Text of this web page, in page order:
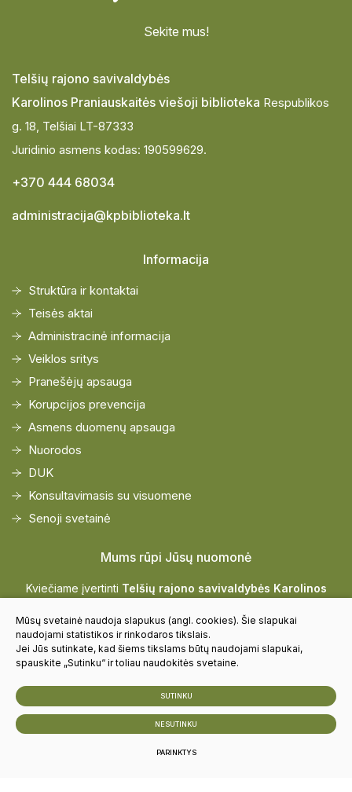
Sekite mus!
Telšių rajono savivaldybės
Karolinos Praniauskaitės viešoji biblioteka Respublikos
g. 18, Telšiai LT-87333
Juridinio asmens kodas: 190599629.
+370 444 68034
administracija@kpbiblioteka.lt
Informacija
Struktūra ir kontaktai
Teisės aktai
Administracinė informacija
Veiklos sritys
Pranešėjų apsauga
Korupcijos prevencija
Asmens duomenų apsauga
Nuorodos
DUK
Konsultavimasis su visuomene
Senoji svetainė
Mums rūpi Jūsų nuomonė
Kviečiame įvertinti Telšių rajono savivaldybės Karolinos
Vertinti
© 2024 Visos teisės saugomos
Slapukų parinktys Duomenų apsauga
Sukurta:TEXUS
Mūsų svetainė naudoja slapukus (angl. cookies). Šie slapukai
naudojami statistikos ir rinkodaros tikslais.
Jei Jūs sutinkate, kad šiems tikslams būtų naudojami slapukai,
spauskite „Sutinku“ ir toliau naudokitės svetaine.
SUTINKU
NESUTINKU
PARINKTYS